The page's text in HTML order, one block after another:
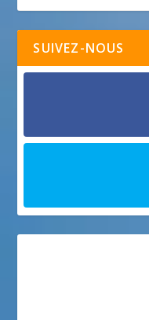
SUIVEZ-NOUS